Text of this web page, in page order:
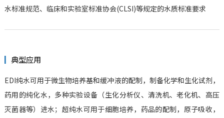
水标准规范、临床和实验室标准协会(CLSI)等规定的水质标准要求
典型应用
EDI纯水可用于微生物培养基和缓冲液的配制，制备化学和生化试剂，
药用的纯化水，多种实验设备（生化分析仪、清洗机、老化机、高压
灭菌器等）进水；超纯水可用于细胞培养，药品的配制，原子吸收，